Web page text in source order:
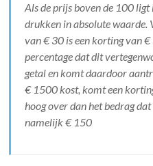
Als de prijs boven de 100
drukken in absolute waarde.
van € 30 is een korting van
percentage dat dit
getal en komt daardoor
€ 1500 kost, komt een
hoog over dan het bedrag
namelijk € 150